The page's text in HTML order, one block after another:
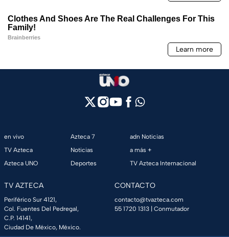
en vivo
TV Azteca
Azteca UNO
Azteca 7
Noticias
Deportes
adn Noticias
a más +
TV Azteca Internacional
TV AZTECA
Periférico Sur 4121,
Col. Fuentes Del Pedregal,
C.P. 14141,
Ciudad De México, México.
CONTACTO
contacto@tvazteca.com
55 1720 1313 | Conmutador